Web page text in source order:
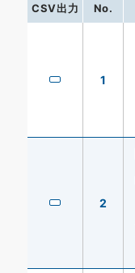
CSV出力 No.
1
2